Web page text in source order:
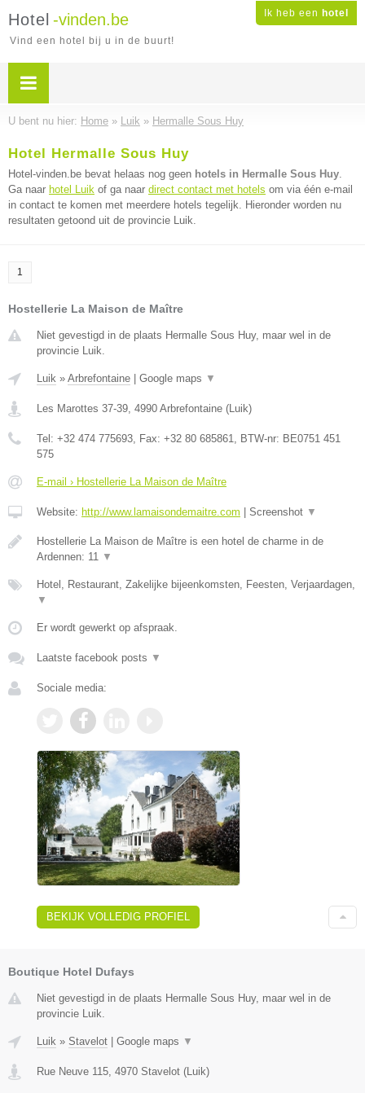
Ik heb een hotel
Hotel -vinden.be
Vind een hotel bij u in de buurt!
U bent nu hier: Home » Luik » Hermalle Sous Huy
Hotel Hermalle Sous Huy
Hotel-vinden.be bevat helaas nog geen hotels in Hermalle Sous Huy.
Ga naar hotel Luik of ga naar direct contact met hotels om via één e-mail
in contact te komen met meerdere hotels tegelijk. Hieronder worden nu
resultaten getoond uit de provincie Luik.
1
Hostellerie La Maison de Maître
Niet gevestigd in de plaats Hermalle Sous Huy, maar wel in de
provincie Luik.
Luik » Arbrefontaine Google maps ▼
Les Marottes 37-39, 4990 Arbrefontaine (Luik)
Tel: +32 474 775693, Fax: +32 80 685861, BTW-nr: BE0751 451
575
E-mail › Hostellerie La Maison de Maître
Website: http://www.lamaisondemaitre.com Screenshot ▼
Hostellerie La Maison de Maître is een hotel de charme in de
Ardennen: 11 ▼
Hotel, Restaurant, Zakelijke bijeenkomsten, Feesten, Verjaardagen,
▼
Er wordt gewerkt op afspraak.
Laatste facebook posts ▼
Sociale media:
BEKIJK VOLLEDIG PROFIEL
Boutique Hotel Dufays
Niet gevestigd in de plaats Hermalle Sous Huy, maar wel in de
provincie Luik.
Luik » Stavelot | Google maps ▼
Rue Neuve 115 4970 Stavelot (Luik)